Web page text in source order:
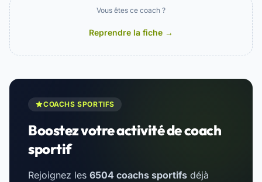
Vous êtes ce coach ?
Reprendre la fiche →
COACHS SPORTIFS
Boostez votre activité de coach
sportif
Rejoignez les 6504 coachs sportifs déjà